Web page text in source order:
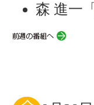
森 進一「